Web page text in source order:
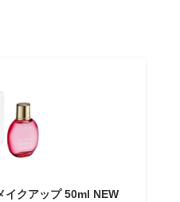
イクアップ 50ml NEW